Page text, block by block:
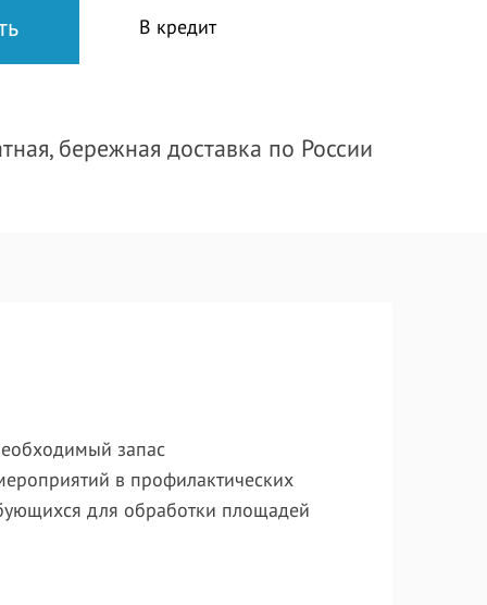
В кредит
бережная доставка по России
запас
в профилактических
для обработки площадей